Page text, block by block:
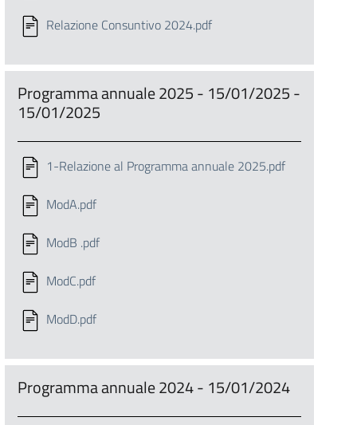
Relazione Consuntivo 2024.pdf
Programma annuale 2025 - 15/01/2025 -
15/01/2025
1-Relazione al Programma annuale 2025.pdf
ModA.pdf
ModB .pdf
ModC.pdf
ModD.pdf
Programma annuale 2024 - 15/01/2024